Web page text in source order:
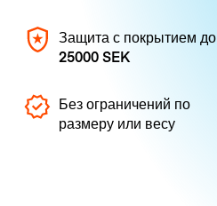
Защита с покрытием до
25000 SEK
Без ограничений по
размеру или весу